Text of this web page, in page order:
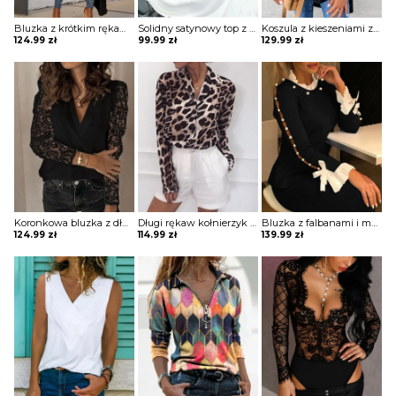
Bluzka z krótkim rękawem i dekoltem w szpic Jarmila
124.99 zł
Solidny satynowy top z dekoltem w szpic bluzka Neziha
99.99 zł
Koszula z kieszeniami zapinanymi na guziki bluzka Ritva
129.99 zł
Koronkowa bluzka z długim rękawem Norela
124.99 zł
Długi rękaw kołnierzyk cętki panterka koszula rozpinana do pracy casual na co dzień bluzka Ayn
114.99 zł
Bluzka z falbanami i mankietami Misti
139.99 zł